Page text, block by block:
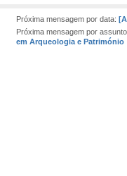
Próxima mensagem por data:
Próxima mensagem por
em Arqueologia e Património